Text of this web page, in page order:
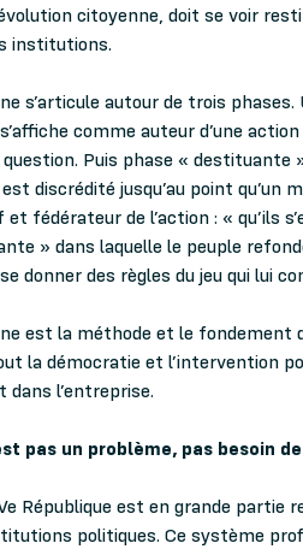
citoyenne, doit se voir
institutions.
s’articule autour de trois
comme auteur d’une
question. Puis phase « destituante
discrédité jusqu’au point qu’un
fédérateur de l’action : « qu’ils
» dans laquelle le peuple
donner des règles du jeu qui lui
est la méthode et le fondement
la démocratie et l’intervention
dans l’entreprise.
pas un problème, pas besoin
République est en grande partie
politiques. Ce système